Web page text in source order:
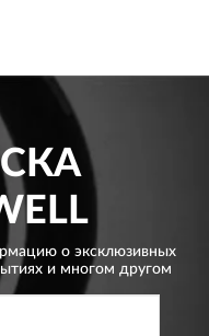
о эксклюзивных
и многом другом